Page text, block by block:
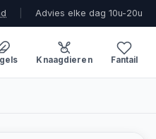
Advies elke dag 10u-20u
Knaagdieren Fantail